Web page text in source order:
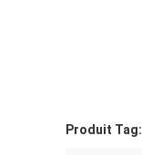
Produit Tag: